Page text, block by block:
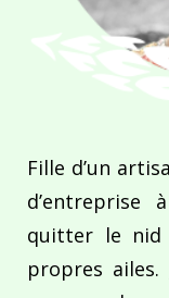
Fille d’un
d’entreprise
quitter le nid
propres